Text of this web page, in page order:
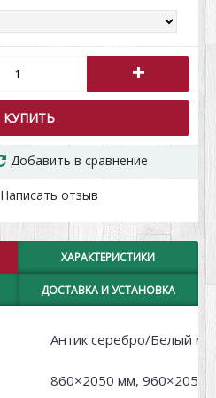
+
КУПИТЬ
Добавить в сравнение
Написать отзыв
ХАРАКТЕРИСТИКИ
ДОСТАВКА И УСТАНОВКА
Антик серебро/Белый
860×2050 мм, 960×2050